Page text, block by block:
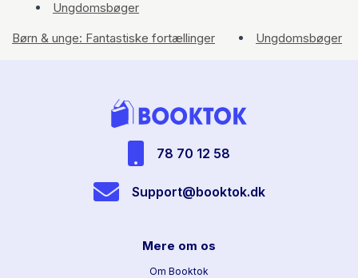
Ungdomsbøger
Børn & unge: Fantastiske fortællinger
Ungdomsbøger
78 70 12 58
Support@booktok.dk
Mere om os
Om Booktok